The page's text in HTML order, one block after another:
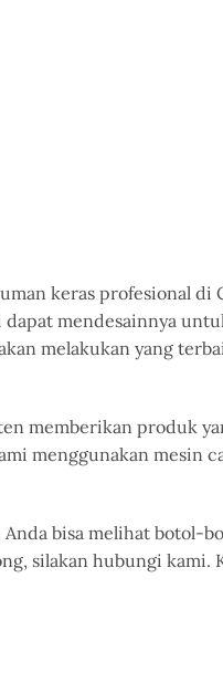
keras profesional di
mendesainnya
melakukan yang
memberikan produk
menggunakan mesin
bisa melihat botol-
silakan hubungi kami.